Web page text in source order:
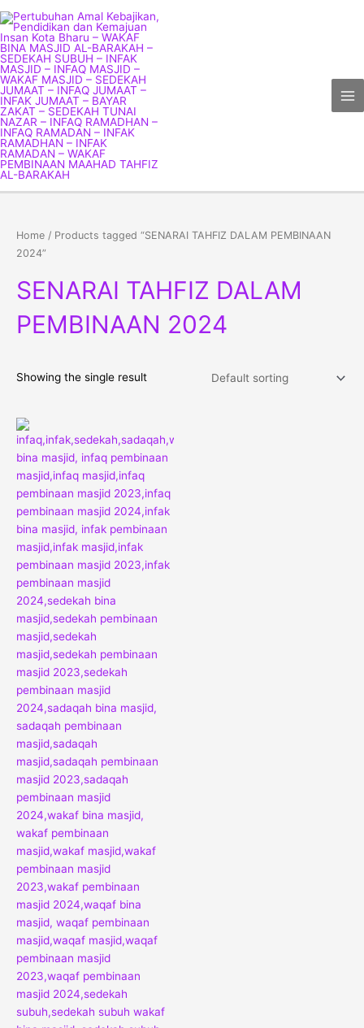
to
content
Home / Products tagged “SENARAI TAHFIZ DALAM PEMBINAAN
2024”
SENARAI TAHFIZ DALAM
PEMBINAAN 2024
Showing the single result